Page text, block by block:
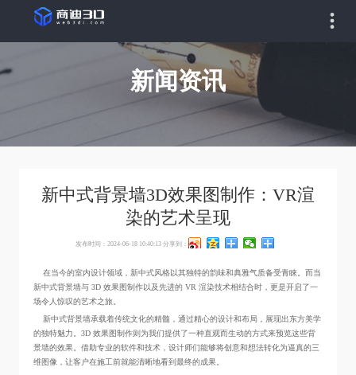
新闻资讯
新中式背景墙3D效果图制作：VR渲
染的艺术呈现
发布时间：2024-06-18 10:40:13分享到：
在当今的室内设计领域，新中式风格以其独特的韵味和典雅气质备受青睐。而当
新中式背景墙与 3D 效果图制作以及先进的 VR 渲染技术相结合时，更是开启了一
场令人惊叹的艺术之旅。
新中式背景墙承载着传统文化的精髓，通过精心的设计和布局，展现出东方美学
的独特魅力。3D 效果图制作则为我们提供了一种直观而生动的方式来预览这些背
景墙的效果。借助专业的软件和技术，设计师们能够将创意和想法转化为逼真的三
维图像，让客户在施工前就能清晰地看到最终的成果。